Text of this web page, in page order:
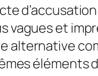
vagues et